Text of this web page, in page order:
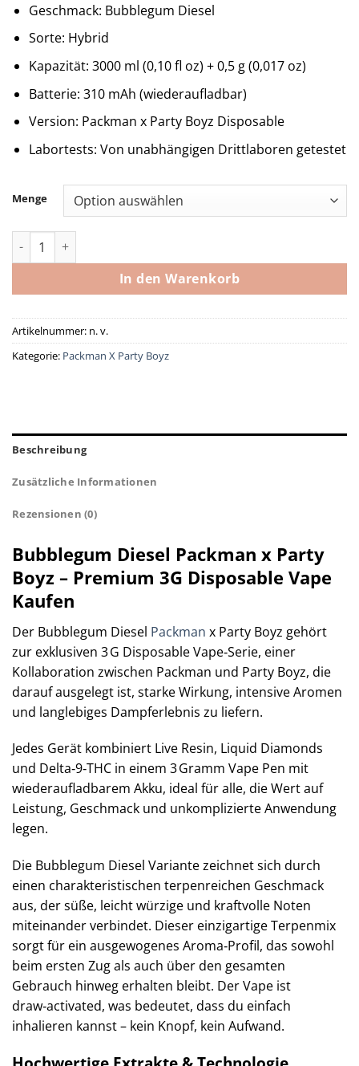
Geschmack: Bubblegum Diesel
Sorte: Hybrid
Kapazität: 3000 ml (0,10 fl oz) + 0,5 g (0,017 oz)
Batterie: 310 mAh (wiederaufladbar)
Version: Packman x Party Boyz Disposable
Labortests: Von unabhängigen Drittlaboren getestet
Menge
Bubblegum Diesel Packman x Party Boyz Menge
In den Warenkorb
Artikelnummer: n. v.
Kategorie: Packman X Party Boyz
Beschreibung
Zusätzliche Informationen
Rezensionen (0)
Bubblegum Diesel Packman x Party
Boyz – Premium 3G Disposable Vape
Kaufen
Der Bubblegum Diesel Packman x Party Boyz gehört
zur exklusiven 3 G Disposable Vape‑Serie, einer
Kollaboration zwischen Packman und Party Boyz, die
darauf ausgelegt ist, starke Wirkung, intensive Aromen
und langlebiges Dampferlebnis zu liefern.
Jedes Gerät kombiniert Live Resin, Liquid Diamonds
und Delta‑9‑THC in einem 3 Gramm Vape Pen mit
wiederaufladbarem Akku, ideal für alle, die Wert auf
Leistung, Geschmack und unkomplizierte Anwendung
legen.
Die Bubblegum Diesel Variante zeichnet sich durch
einen charakteristischen terpenreichen Geschmack
aus, der süße, leicht würzige und kraftvolle Noten
miteinander verbindet. Dieser einzigartige Terpenmix
sorgt für ein ausgewogenes Aroma‑Profil, das sowohl
beim ersten Zug als auch über den gesamten
Gebrauch hinweg erhalten bleibt. Der Vape ist
draw‑activated, was bedeutet, dass du einfach
inhalieren kannst – kein Knopf, kein Aufwand.